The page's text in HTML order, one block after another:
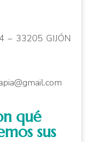
– 33205 GIJÓN
qué
sus